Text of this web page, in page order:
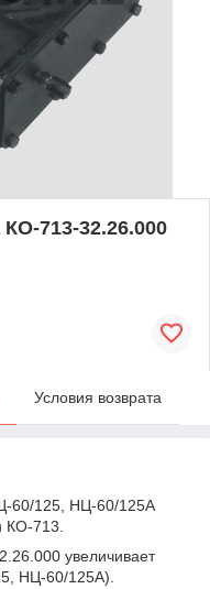
713-32.26.000
Условия возврата
60/125, НЦ-60/125А
713.
увеличивает
НЦ-60/125А).